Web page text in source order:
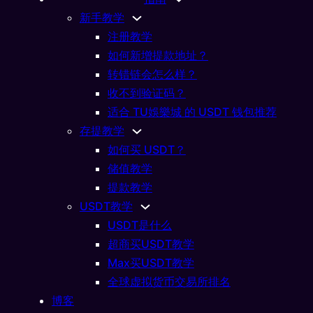
新手教学
注册教学
如何新增提款地址？
转错链会怎么样？
收不到验证码？
适合 TU娛樂城 的 USDT 钱包推荐
存提教学
如何买 USDT？
储值教学
提款教学
USDT教学
USDT是什么
超商买USDT教学
Max买USDT教学
全球虚拟货币交易所排名
博客
加密货币
拟货币交易所排名推荐
02/25/2026